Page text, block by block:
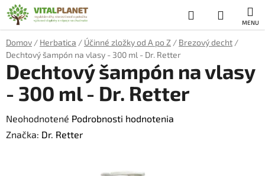
Prejsť
na
obsah
Hľadať
KOŠÍK
Domov / Herbatica / Účinné zložky od A po Z / Brezový decht /
Dechtový šampón na vlasy - 300 ml - Dr. Retter
Dechtový šampón na vlasy
- 300 ml - Dr. Retter
Priemerné
hodnotenie
Neohodnotené Podrobnosti hodnotenia
Značka: Dr. Retter